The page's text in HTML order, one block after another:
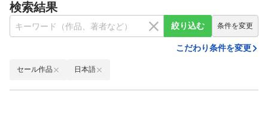
検索結果
絞り込む 条件を変更
こだわり条件を変更
セール作品 日本語